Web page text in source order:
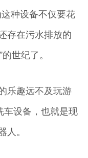
种设备不仅要花
存在污水排放的
世纪了。
乐趣远不及玩游
车设备，也就是现
。